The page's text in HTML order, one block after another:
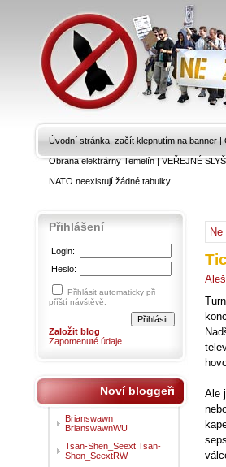
Úvodní stránka, začít klepnutím na banner |
Obrana elektrárny Temelín|VEŘEJNÉ
NATO neexistují žádné tabulky.
Ale
Přihlášení
Login:
Heslo:
Přihlásit automaticky při
příští návštěvě.
Založit blog
Zapomenuté údaje
Noví bloggeři
Brianswawn
BrianswawnWU
Tsan-Shen_Seext Tsan-
Shen_SeextRW